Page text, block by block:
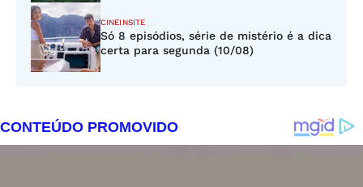
CINEINSITE
Só 8 episódios, série de mistério é a dica
certa para segunda (10/08)